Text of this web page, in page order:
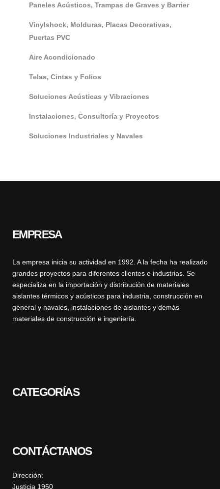
Paneles Acústicos, Trampas de Graves y Barrier
Vinylshock, Molduras, Placas Decorativas,
Puertas PVC
Aire Acondicionado
Telas, Cintas y Folios
Soluciones Acústicas y Vibraciones
Instalaciones, Consultoría y Proyectos
Soluciones Industriales y Navales
EMPRESA
La empresa inicia su actividad en 1992. A la fecha ha realizado
grandes proyectos para diferentes clientes e industrias. Se
especializa en la importación y distribución de materiales
aislantes térmicos y acústicos para industria, construcción en
general y navales, instalaciones de aislantes y demás
materiales de construcción e ingeniería.
CATEGORÍAS
CONTÁCTANOS
Dirección:
Justicia 1950